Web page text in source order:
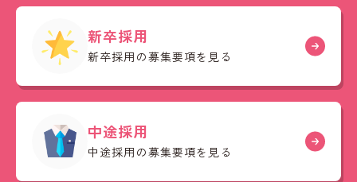
新卒採用
新卒採用の募集要項を見る
中途採用
中途採用の募集要項を見る